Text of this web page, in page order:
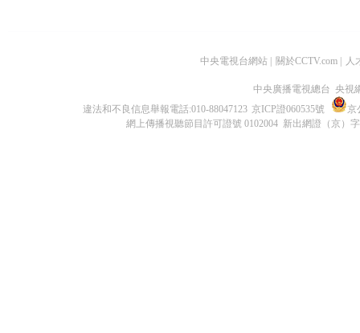
中央電視台網站 關於CCTV.com 人
中央廣播電視總台 央視
違法和不良信息舉報電話:010-88047123 京ICP證060535號
京
網上傳播視聽節目許可證號 0102004 新出網證（京）